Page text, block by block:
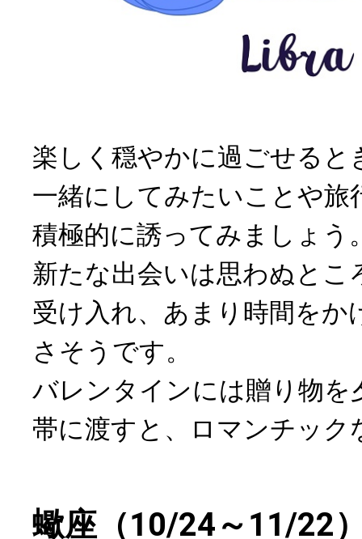
楽しく穏やかに過ごせると
一緒にしてみたいことや旅
積極的に誘ってみましょう
新たな出会いは思わぬとこ
受け入れ、あまり時間をか
さそうです。
バレンタインには贈り物を
帯に渡すと、ロマンチック
蠍座（10/24～11/22